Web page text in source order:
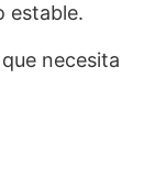
estable.
necesita